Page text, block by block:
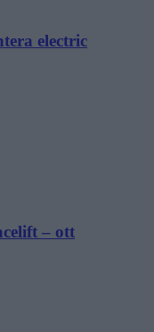
electric
– ott